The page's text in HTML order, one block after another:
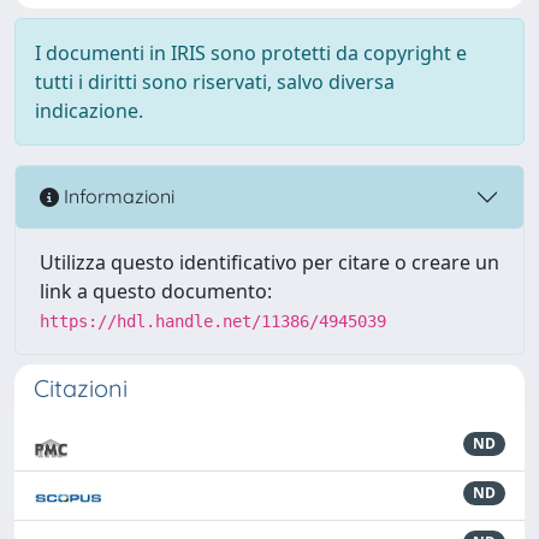
I documenti in IRIS sono protetti da copyright e
tutti i diritti sono riservati, salvo diversa
indicazione.
Informazioni
Utilizza questo identificativo per citare o creare un
link a questo documento:
https://hdl.handle.net/11386/4945039
Citazioni
ND
ND